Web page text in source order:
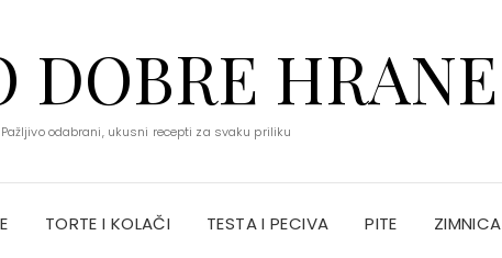
DOBRE HRANE
Pažljivo odabrani, ukusni recepti za svaku priliku
TORTE I KOLAČI TESTA I PECIVA PITE ZIMNICA